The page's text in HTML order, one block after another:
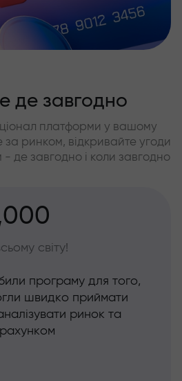
де завгодно
платформи у вашому
за ринком, відкривайте угоди
де завгодно і коли завгодно
світу!
програму для того,
швидко приймати
ринок та